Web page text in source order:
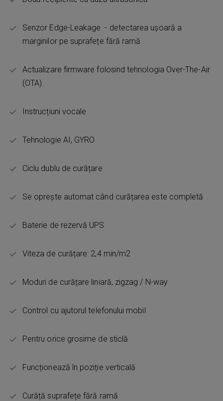
Senzor Edge-Leakage - detectarea ușoară a
marginilor pe suprafețe fără ramă
Actualizare firmware folosind tehnologia Over-The-Air
(OTA).
Instrucțiuni vocale
Tehnologie AI, GYRO
Ciclu dublu de curățare
Se oprește automat când curățarea este completă
Baterie de rezervă UPS
Viteza de curățare: 2,4 min/m2
Moduri de curățare liniară, zigzag / N-way
Control cu ajutorul telefonului mobil
Pentru orice grosime de sticlă
Funcționează în poziție verticală
Curăță suprafețe fără ramă